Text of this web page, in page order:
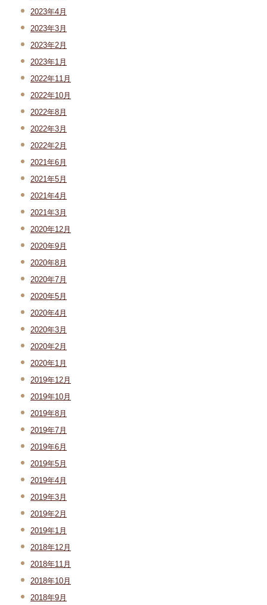
2023年4月
2023年3月
2023年2月
2023年1月
2022年11月
2022年10月
2022年8月
2022年3月
2022年2月
2021年6月
2021年5月
2021年4月
2021年3月
2020年12月
2020年9月
2020年8月
2020年7月
2020年5月
2020年4月
2020年3月
2020年2月
2020年1月
2019年12月
2019年10月
2019年8月
2019年7月
2019年6月
2019年5月
2019年4月
2019年3月
2019年2月
2019年1月
2018年12月
2018年11月
2018年10月
2018年9月